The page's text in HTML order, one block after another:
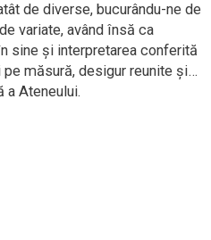
de diverse, bucurându-ne de
variate, având însă ca
sine și interpretarea conferită
măsură, desigur reunite și…
a Ateneului.